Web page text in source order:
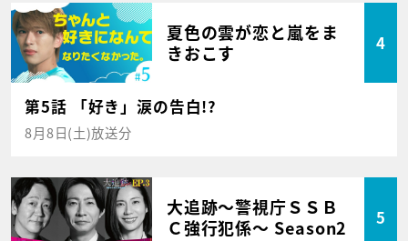
夏色の雲が恋と嵐をま
きおこす
4
第5話 「好き」涙の告白!?
8月8日(土)放送分
大追跡～警視庁ＳＳＢ
Ｃ強行犯係～ Season2
5